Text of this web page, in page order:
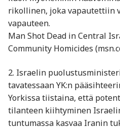
rikollinen, joka vapautettiin
vapauteen.
Man Shot Dead in Central
Community Homicides
2. Israelin
tavatessaan YK:n
Yorkissa tiistaina, että
tilanteen kiihtyminen
tuntumassa kasvaa Iranin